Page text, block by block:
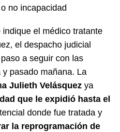
no incapacidad
el médico tratante
el despacho judicial
a seguir con las
pasado mañana. La
Julieth Velásquez ya
que le expidió hasta el
donde fue tratada y
la reprogramación de